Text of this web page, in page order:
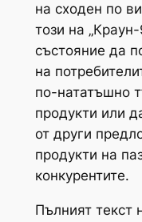
на сходен по
този на
състояние да
на
по-нататъшно
продукти или
от други
продукти на
конкурентите.
Пълният текст